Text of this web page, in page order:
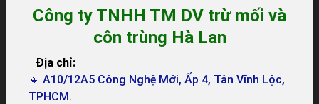
Công ty TNHH TM DV trừ mối và
côn trùng Hà Lan
Địa chỉ:
🔸 A10/12A5 Công Nghệ Mới, Ấp 4, Tân Vĩnh Lộc,
TPHCM.